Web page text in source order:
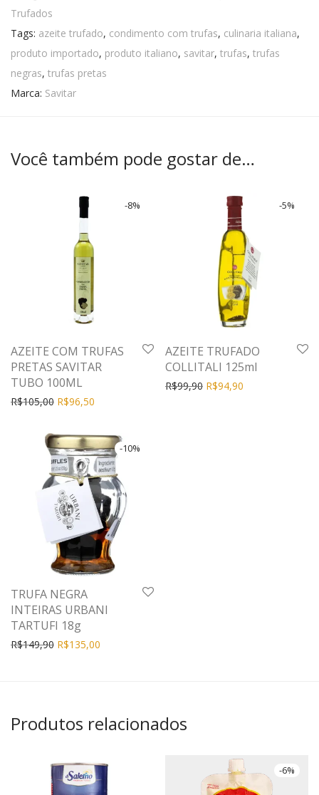
Trufados
Tags: azeite trufado, condimento com trufas, culinaria italiana,
produto importado, produto italiano, savitar, trufas, trufas
negras, trufas pretas
Marca: Savitar
Você também pode gostar de…
-8%
AZEITE COM TRUFAS
PRETAS SAVITAR
TUBO 100ML
R$105,00 R$96,50
-5%
AZEITE TRUFADO
COLLITALI 125ml
R$99,90 R$94,90
-10%
TRUFA NEGRA
INTEIRAS URBANI
TARTUFI 18g
R$149,90 R$135,00
Produtos relacionados
-6%